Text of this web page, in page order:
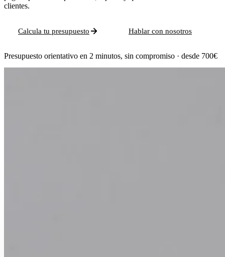
clientes.
Calcula tu presupuesto Hablar con nosotros
Presupuesto orientativo en 2 minutos, sin compromiso · desde 700€